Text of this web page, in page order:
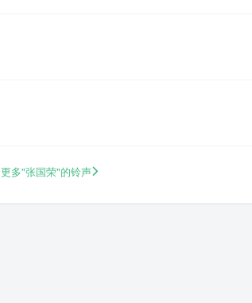
更多"张国荣"的铃声